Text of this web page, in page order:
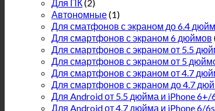
Для ПК(2)
Автономные(1)
Для сматфонов с экраном до 6.4
Для смартфонов с экраном 6 дюймов
Для смартфонов с экраном от 5.5
Для смартфонов с экраном от 5
Для смартфонов с экраном от 4.7
Для смартфонов с экраном до 4.7
Для Android от 5.5 дюйма и iPhone 6+/
Для Android от 4.7 дюйма и iPhone 6/